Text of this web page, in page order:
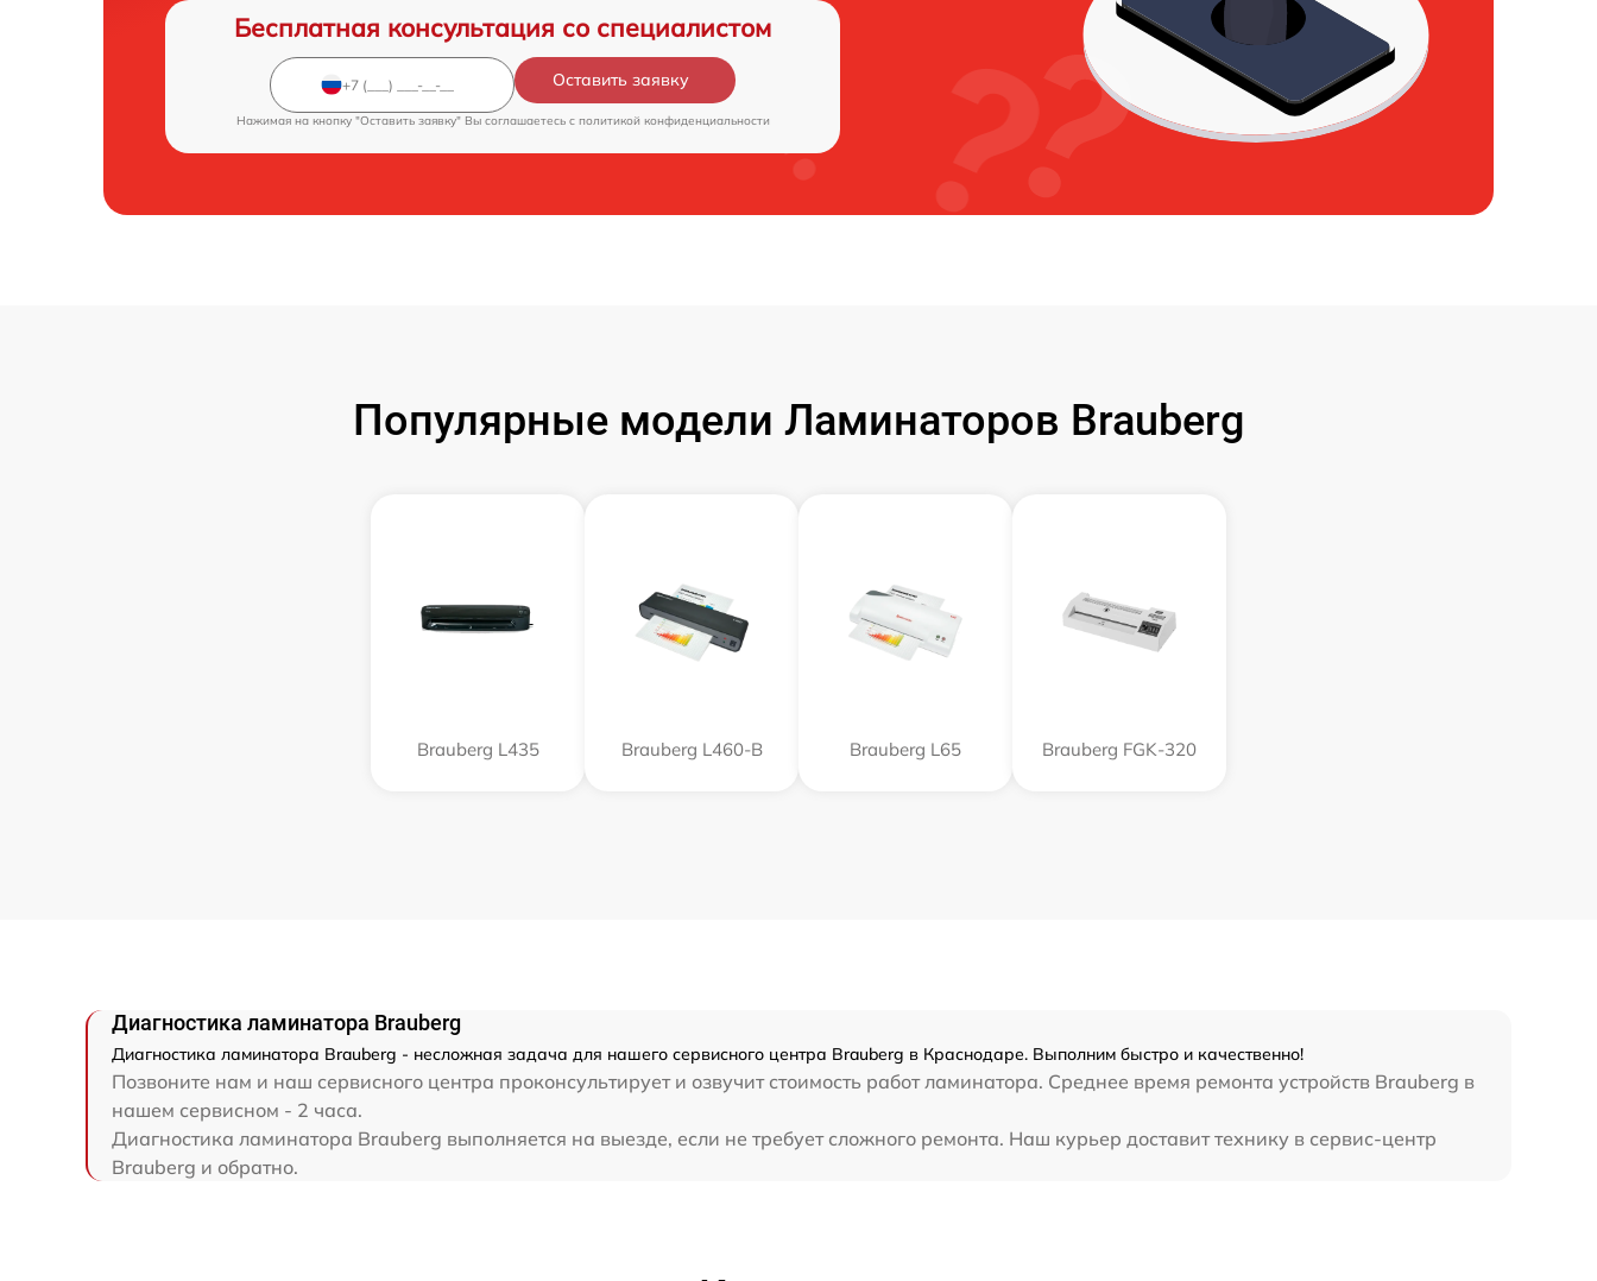
Бесплатная консультация со специалистом
Оставить заявку
Нажимая на кнопку "Оставить заявку" Вы соглашаетесь c политикой конфиденциальности
Популярные модели Ламинаторов Brauberg
Brauberg L435 Brauberg L460-B Brauberg L65 Brauberg FGK-320
Диагностика ламинатора Brauberg
Диагностика ламинатора Brauberg - несложная задача для нашего сервисного центра Brauberg в Краснодаре. Выполним быстро и качественно!
Позвоните нам и наш сервисного центра проконсультирует и озвучит стоимость работ ламинатора. Среднее время ремонта устройств Brauberg в
нашем сервисном - 2 часа.
Диагностика ламинатора Brauberg выполняется на выезде, если не требует сложного ремонта. Наш курьер доставит технику в сервис-центр
Brauberg и обратно.